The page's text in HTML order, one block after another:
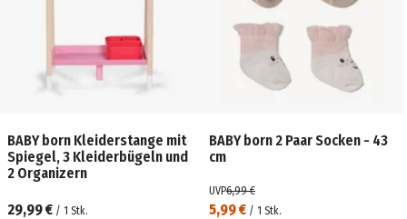
BABY born Kleiderstange mit
Spiegel, 3 Kleiderbügeln und
2 Organizern
29,99 € / 1 Stk.
BABY born 2 Paar Socken - 43
cm
5,99 € / 1 Stk.
UVP6,99 €